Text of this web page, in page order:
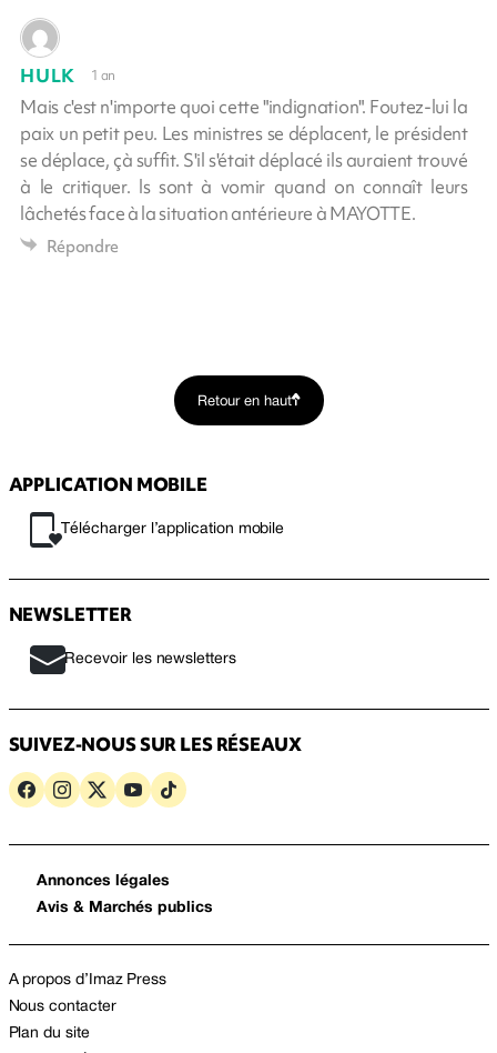
HULK 1 an
Mais c'est n'importe quoi cette "indignation". Foutez-lui la
paix un petit peu. Les ministres se déplacent, le président
se déplace, çà suffit. S'il s'était déplacé ils auraient trouvé
à le critiquer. ls sont à vomir quand on connaît leurs
lâchetés face à la situation antérieure à MAYOTTE.
Répondre
Retour en haut
APPLICATION MOBILE
Télécharger l’application mobile
NEWSLETTER
Recevoir les newsletters
SUIVEZ-NOUS SUR LES RÉSEAUX
Annonces légales
Avis & Marchés publics
A propos d’Imaz Press
Nous contacter
Plan du site